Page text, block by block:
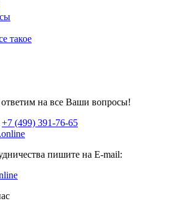
такое
на все Ваши вопросы!
+7 (499) 391-76-65
пишите на E-mail: